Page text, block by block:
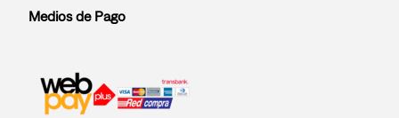
Medios de Pago